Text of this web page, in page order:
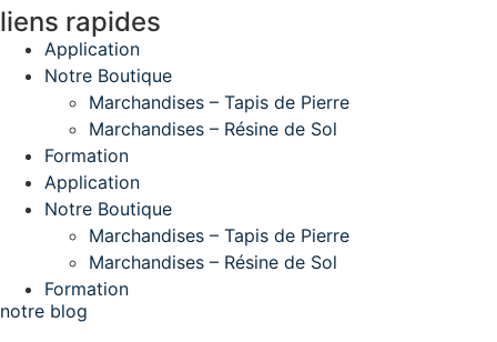
liens rapides
Application
Notre Boutique
Marchandises – Tapis de Pierre
Marchandises – Résine de Sol
Formation
Application
Notre Boutique
Marchandises – Tapis de Pierre
Marchandises – Résine de Sol
Formation
notre blog